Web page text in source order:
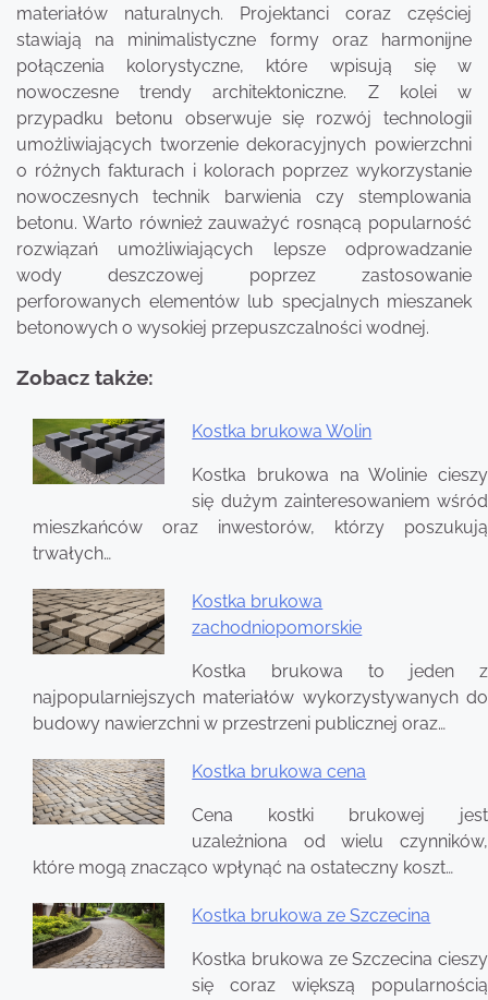
materiałów naturalnych. Projektanci coraz częściej
stawiają na minimalistyczne formy oraz harmonijne
połączenia kolorystyczne, które wpisują się w
nowoczesne trendy architektoniczne. Z kolei w
przypadku betonu obserwuje się rozwój technologii
umożliwiających tworzenie dekoracyjnych powierzchni
o różnych fakturach i kolorach poprzez wykorzystanie
nowoczesnych technik barwienia czy stemplowania
betonu. Warto również zauważyć rosnącą popularność
rozwiązań umożliwiających lepsze odprowadzanie
wody deszczowej poprzez zastosowanie
perforowanych elementów lub specjalnych mieszanek
betonowych o wysokiej przepuszczalności wodnej.
Zobacz także:
Kostka brukowa Wolin
Kostka brukowa na Wolinie cieszy
się dużym zainteresowaniem wśród
mieszkańców oraz inwestorów, którzy poszukują
trwałych…
Kostka brukowa
zachodniopomorskie
Kostka brukowa to jeden z
najpopularniejszych materiałów wykorzystywanych do
budowy nawierzchni w przestrzeni publicznej oraz…
Kostka brukowa cena
Cena kostki brukowej jest
uzależniona od wielu czynników,
które mogą znacząco wpłynąć na ostateczny koszt…
Kostka brukowa ze Szczecina
Kostka brukowa ze Szczecina cieszy
się coraz większą popularnością
Nawigacja